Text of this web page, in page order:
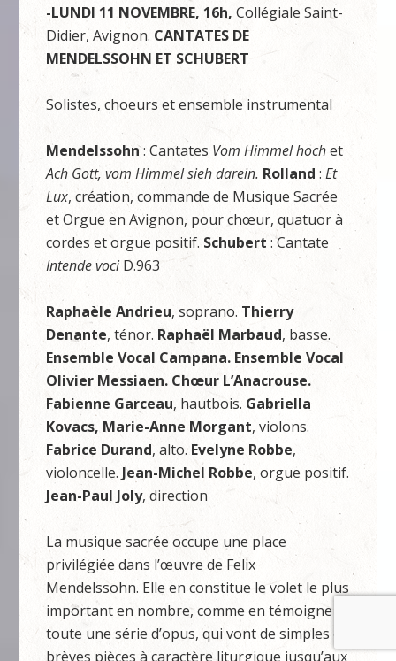
-LUNDI 11 NOVEMBRE, 16h,Collégiale Saint-
Didier, Avignon. CANTATES DE
MENDELSSOHN ET SCHUBERT
Solistes, choeurs et ensemble instrumental
Mendelssohn: Cantates Vom Himmel hochet
Ach Gott, vom Himmel sieh darein. Rolland :Et
Lux, création, commande de Musique Sacrée
et Orgue en Avignon, pour chœur, quatuor à
cordes et orgue positif. Schubert : Cantate
Intende vociD.963
Raphaèle Andrieu, soprano. Thierry
Denante, ténor. Raphaël Marbaud, basse.
Ensemble Vocal Campana. Ensemble Vocal
Olivier Messiaen. Chœur L’Anacrouse.
Fabienne Garceau, hautbois. Gabriella
Kovacs, Marie-Anne Morgant, violons.
Fabrice Durand, alto. Evelyne Robbe,
violoncelle. Jean-Michel Robbe, orgue positif.
Jean-Paul Joly, direction
La musique sacrée occupe une place
privilégiée dans l’œuvre de Felix
Mendelssohn. Elle en constitue le volet le plus
important en nombre, comme en témoigne
toute une série d’opus, qui vont de simples et
brèves pièces à caractère liturgique jusqu’aux